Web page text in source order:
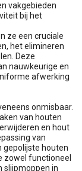
vakgebieden
bij het
ze een cruciale
het elimineren
Deze
nauwkeurige en
afwerking
onmisbaar.
van houten
en hout
van
gepolijste houten
zowel functioneel
slijpmoppen in